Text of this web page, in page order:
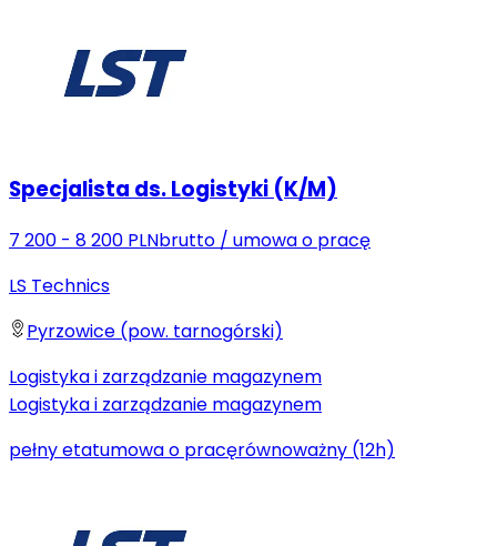
Specjalista ds. Logistyki (K/M)
7 200 - 8 200 PLNbrutto / umowa o pracę
LS Technics
Pyrzowice (pow. tarnogórski)
Logistyka i zarządzanie magazynem
Logistyka i zarządzanie magazynem
pełny etatumowa o pracęrównoważny (12h)